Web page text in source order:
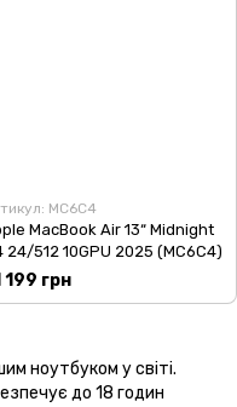
MC6C4
MacBook Air 13“ Midnight
24/512 10GPU 2025 (MC6C4)
199 грн
ноутбуком у світі.
до 18 годин